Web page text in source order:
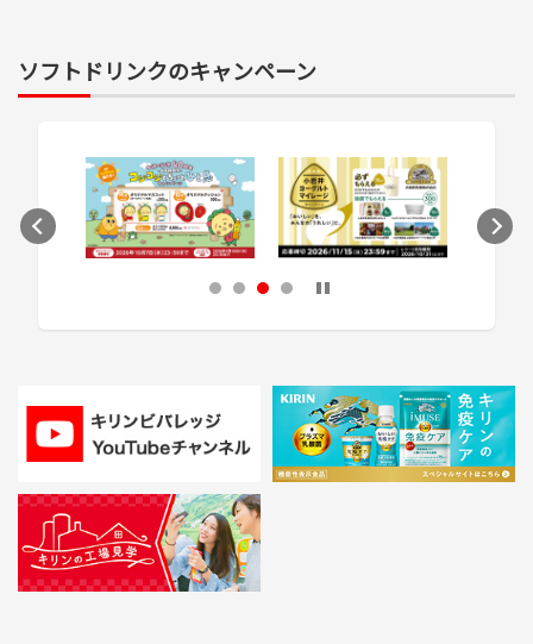
ソフトドリンクのキャンペーン
次のスライドへ
2 3 4